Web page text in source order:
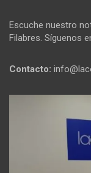
Escuche nuestro
Filabres. Síguenos
Contacto: